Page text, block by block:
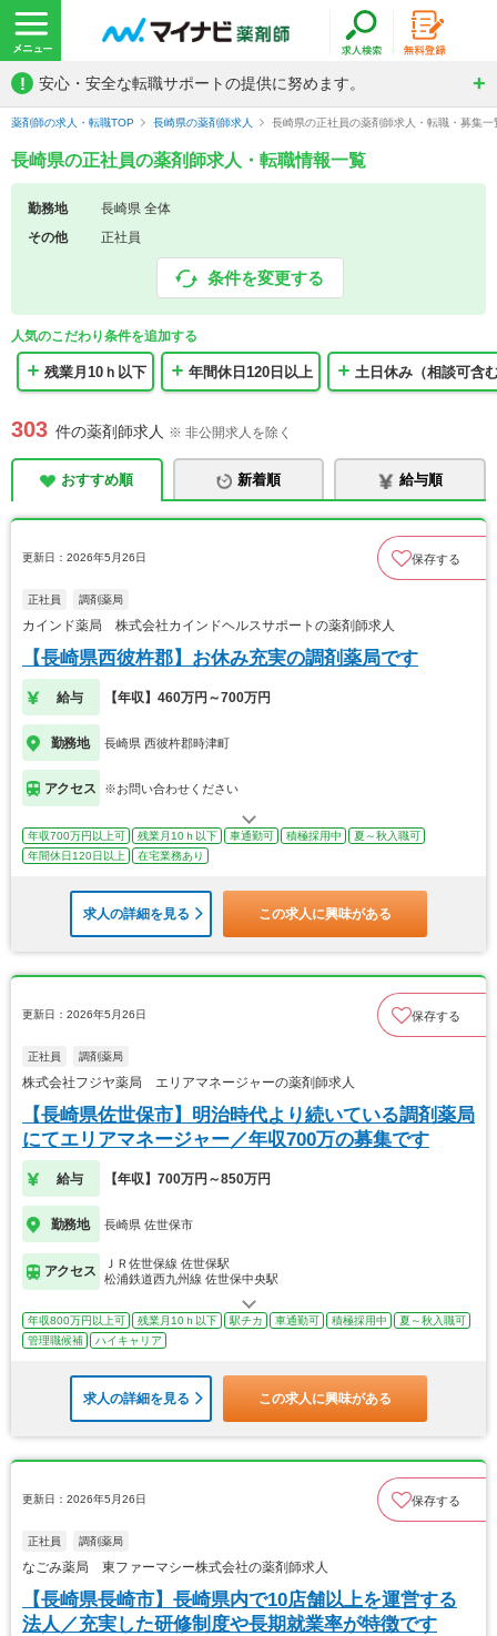
! 安心・安全な転職サポートの提供に努めます。
薬剤師の求人・転職TOP 長崎県の薬剤師求人 長崎県の正社員の薬剤師求人・転職・募集一
長崎県の正社員の薬剤師求人・転職情報一覧
勤務地
長崎県 全体
その他
正社員
条件を変更する
人気のこだわり条件を追加する
残業月10ｈ以下 年間休日120日以上 土日休み（相談可含
303 件の薬剤師求人 ※ 非公開求人を除く
おすすめ順 新着順 給与順
更新日：2026年5月26日 保存する
正社員 調剤薬局
カインド薬局 株式会社カインドヘルスサポートの薬剤師求人
【長崎県西彼杵郡】お休み充実の調剤薬局です
給与 【年収】460万円～700万円
勤務地 長崎県 西彼杵郡時津町
アクセス ※お問い合わせください
年収700万円以上可 残業月10ｈ以下 車通勤可 積極採用中
夏～秋入職可
年間休日120日以上
在宅業務あり
求人の詳細を見る この求人に興味がある
更新日：2026年5月26日 保存する
正社員 調剤薬局
株式会社フジヤ薬局 エリアマネージャーの薬剤師求人
【長崎県佐世保市】明治時代より続いている調剤薬局
にてエリアマネージャー／年収700万の募集です
給与 【年収】700万円～850万円
勤務地 長崎県 佐世保市
アクセス
ＪＲ佐世保線 佐世保駅
松浦鉄道西九州線 佐世保中央駅
年収800万円以上可 残業月10ｈ以下 駅チカ 車通勤可 積極採用中
夏～秋入職可
管理職候補
ハイキャリア
求人の詳細を見る この求人に興味がある
更新日：2026年5月26日 保存する
正社員 調剤薬局
なごみ薬局 東ファーマシー株式会社の薬剤師求人
【長崎県長崎市】長崎県内で10店舗以上を運営する
法人／充実した研修制度や長期就業率が特徴です